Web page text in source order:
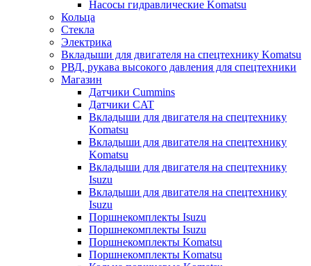
Насосы гидравлические Komatsu
Кольца
Стекла
Электрика
Вкладыши для двигателя на спецтехнику Komatsu
РВД, рукава высокого давления для спецтехники
Магазин
Датчики Cummins
Датчики CAT
Вкладыши для двигателя на спецтехнику
Komatsu
Вкладыши для двигателя на спецтехнику
Komatsu
Вкладыши для двигателя на спецтехнику
Isuzu
Вкладыши для двигателя на спецтехнику
Isuzu
Поршнекомплекты Isuzu
Поршнекомплекты Isuzu
Поршнекомплекты Komatsu
Поршнекомплекты Komatsu